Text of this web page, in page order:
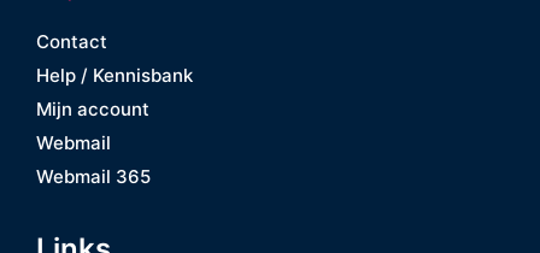
Contact
Help / Kennisbank
Mijn account
Webmail
Webmail 365